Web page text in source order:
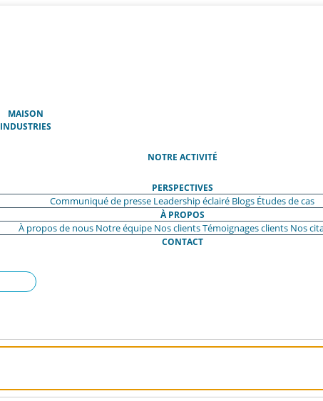
MAISON(ACTUEL)
INDUSTRIES
NOTRE ACTIVITÉ
PERSPECTIVES
Communiqué de presse Leadership éclairé Blogs Études de cas
À PROPOS
À propos de nous Notre équipe Nos clientsTémoignages clients Nos
CONTACT